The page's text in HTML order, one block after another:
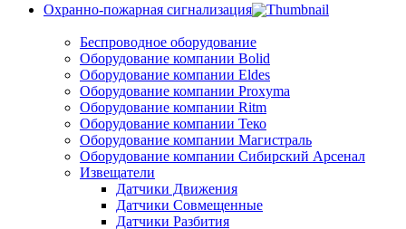
Охранно-пожарная сигнализация
Беспроводное оборудование
Оборудование компании Bolid
Оборудование компании Eldes
Оборудование компании Proxyma
Оборудование компании Ritm
Оборудование компании Теко
Оборудование компании Магистраль
Оборудование компании Сибирский Арсенал
Извещатели
Датчики Движения
Датчики Совмещенные
Датчики Разбития